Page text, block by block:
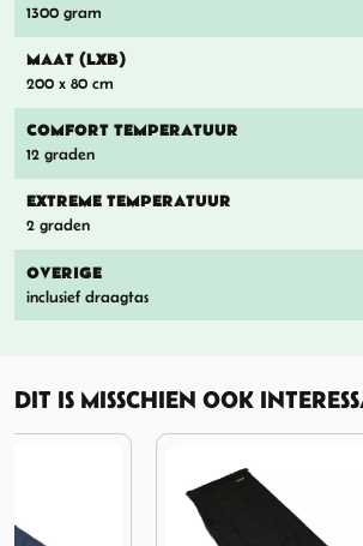
1300 gram
MAAT (LXB)
200 x 80 cm
COMFORT TEMPERATUUR
12 graden
EXTREME TEMPERATUUR
2 graden
OVERIGE
inclusief draagtas
DIT IS MISSCHIEN OOK